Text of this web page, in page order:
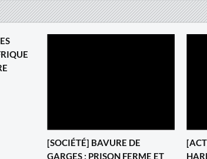
[SOCIÉTÉ] BAVURE DE
GARGES : PRISON FERME ET